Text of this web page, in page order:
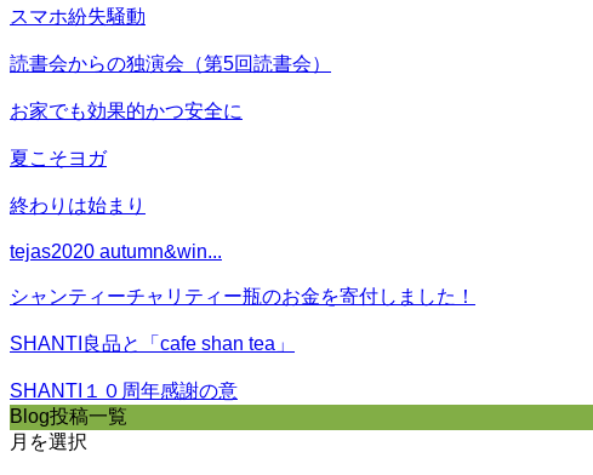
スマホ紛失騒動
読書会からの独演会（第5回読書会）
お家でも効果的かつ安全に
夏こそヨガ
終わりは始まり
tejas2020 autumn&win...
シャンティーチャリティー瓶のお金を寄付しました！
SHANTI良品と「cafe shan tea」
SHANTI１０周年感謝の意
Blog投稿一覧
月を選択